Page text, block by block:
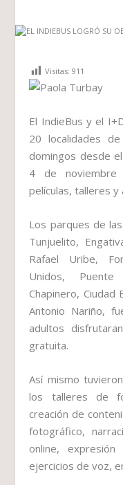
Visitas: 911
El IndieBus y el
20 localidades
domingos desde
4 de noviembre
películas, talleres
Los parques de
Tunjuelito,
Rafael Uribe,
Unidos, Puente
Chapinero, Ciudad
Antonio Nariño,
adultos
gratuita.
Así mismo
los talleres de
creación de
fotográfico,
online,
ejercicios de voz,